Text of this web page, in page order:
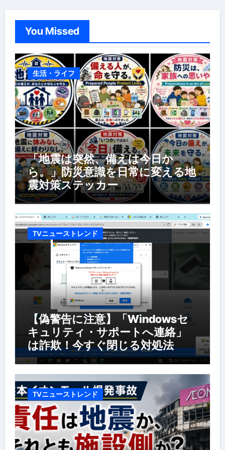
You Missed
生活・ライフ
「地震は突然、備えは今日か
ら。」防災意識を日常に変える地
震対策ステッカー
TVニューストレンド
【偽警告に注意】「Windowsセ
キュリティ・サポートへ連絡」
は詐欺！今すぐ閉じる対処法
TVニューストレンド